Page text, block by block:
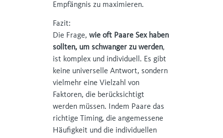
Empfängnis zu maximieren.
Fazit:
Die Frage,wie oft Paare Sex haben
sollten, um schwanger zu werden,
ist komplex und individuell. Es gibt
keine universelle Antwort, sondern
vielmehr eine Vielzahl von
Faktoren, die berücksichtigt
werden müssen. Indem Paare das
richtige Timing, die angemessene
Häufigkeit und die individuellen